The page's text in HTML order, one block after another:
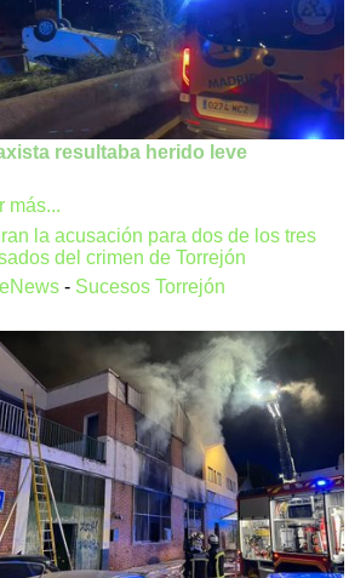
resultaba herido leve
más...
la acusación para dos de los tres
del crimen de Torrejón
- Sucesos Torrejón